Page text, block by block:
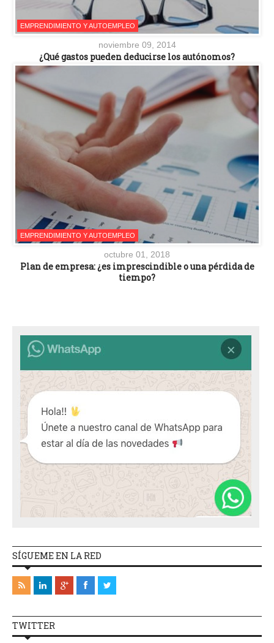
EMPRENDIMIENTO Y AUTOEMPLEO
noviembre 09, 2014
¿Qué gastos pueden deducirse los autónomos?
EMPRENDIMIENTO Y AUTOEMPLEO
octubre 01, 2018
Plan de empresa: ¿es imprescindible o una pérdida de
tiempo?
SÍGUEME EN LA RED
TWITTER